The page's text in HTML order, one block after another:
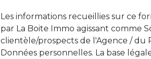
Les informations recueillies sur ce
par La Boite Immo agissant comme
clientèle/prospects de l'Agence / du
Données personnelles. La base